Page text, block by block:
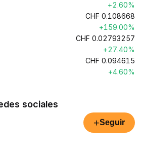
+2.60%
CHF 0.108668
+159.00%
CHF 0.02793257
+27.40%
CHF 0.094615
+4.60%
sociales
+Seguir